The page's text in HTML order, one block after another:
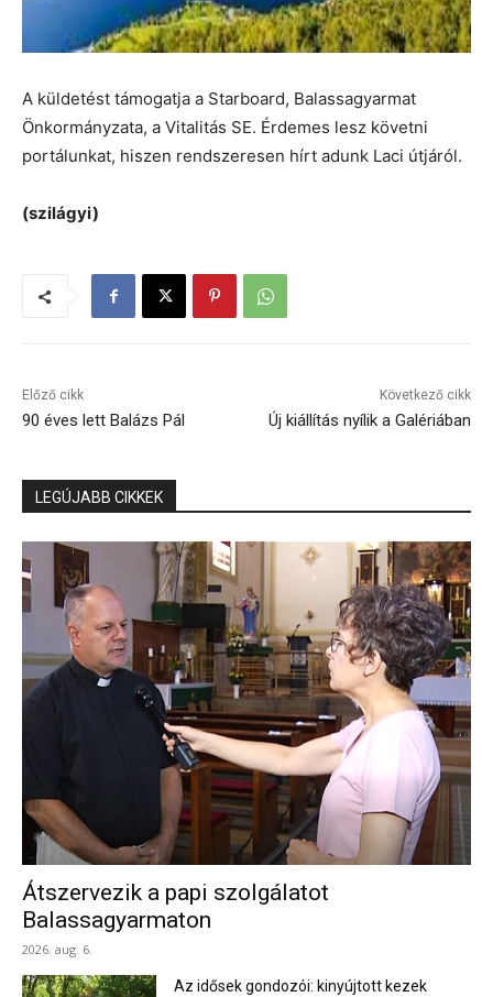
A küldetést támogatja a Starboard, Balassagyarmat
Önkormányzata, a Vitalitás SE. Érdemes lesz követni
portálunkat, hiszen rendszeresen hírt adunk Laci útjáról.
(szilágyi)
Előző cikk
90 éves lett Balázs Pál
Következő cikk
Új kiállítás nyílik a Galériában
LEGÚJABB CIKKEK
Átszervezik a papi szolgálatot
Balassagyarmaton
2026. aug. 6.
Az idősek gondozói: kinyújtott kezek